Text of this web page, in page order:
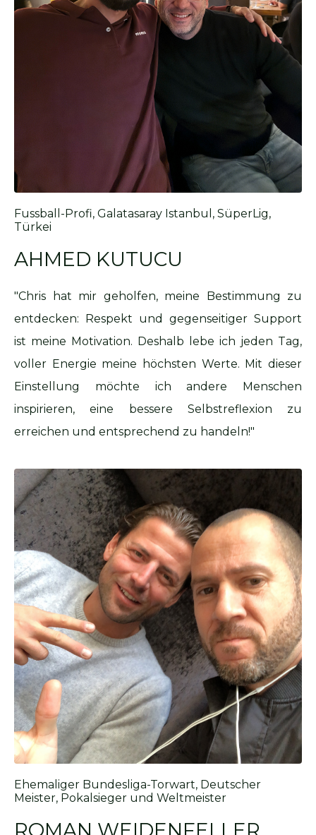
Fussball-Profi, Galatasaray Istanbul, SüperLig,
Türkei
AHMED KUTUCU
"Chris hat mir geholfen, meine Bestimmung zu
entdecken: Respekt und gegenseitiger Support
ist meine Motivation. Deshalb lebe ich jeden Tag,
voller Energie meine höchsten Werte. Mit dieser
Einstellung möchte ich andere Menschen
inspirieren, eine bessere Selbstreflexion zu
erreichen und entsprechend zu handeln!"
Ehemaliger Bundesliga-Torwart, Deutscher
Meister, Pokalsieger und Weltmeister
ROMAN WEIDENFELLER